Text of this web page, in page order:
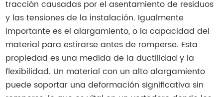
tracción causadas por el asentamiento de residuos
y las tensiones de la instalación. Igualmente
importante es el alargamiento, o la capacidad del
material para estirarse antes de romperse. Esta
propiedad es una medida de la ductilidad y la
flexibilidad. Un material con un alto alargamiento
puede soportar una deformación significativa sin